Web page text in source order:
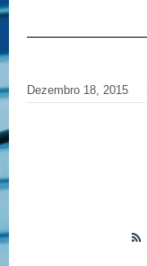
Dezembro 18, 2015